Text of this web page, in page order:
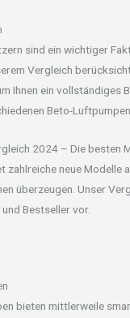
sind ein wichtiger
Vergleich
Ihnen ein vollständiges
Beto-
2024 – Die besten
zahlreiche neue Modelle
überzeugen. Unser
Bestseller vor.
bieten mittlerweile